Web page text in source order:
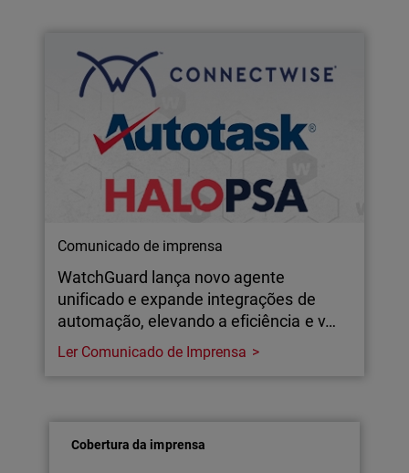
Comunicado de imprensa
WatchGuard lança novo agente
unificado e expande integrações de
automação, elevando a eficiência e v…
Ler Comunicado de Imprensa
Cobertura da imprensa